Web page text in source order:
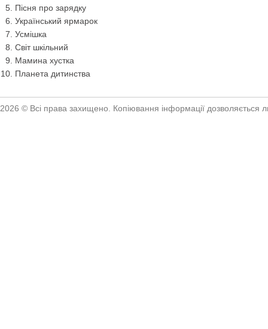
Пісня про зарядку
Український ярмарок
Усмішка
Світ шкільний
Мамина хустка
Планета дитинства
2026 © Всі права захищено. Копіювання інформації дозволяється